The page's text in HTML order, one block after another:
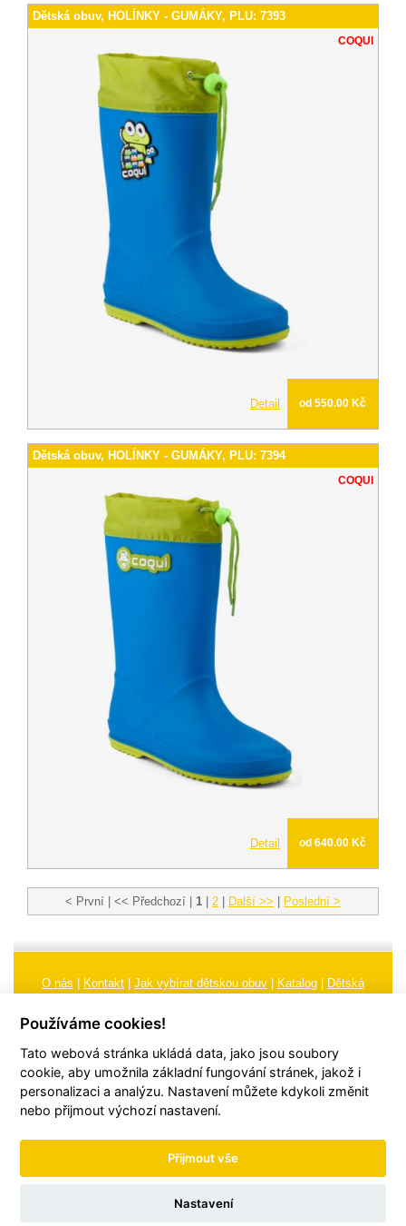
Dětská obuv, HOLÍNKY - GUMÁKY, PLU: 7393
COQUI
Detail od 550.00 Kč
Dětská obuv, HOLÍNKY - GUMÁKY, PLU: 7394
COQUI
Detail od 640.00 Kč
< První | << Předchozí | 1 2 Další >> Poslední >
O nás Kontakt Jak vybírat dětskou obuv Katalog
Dětská
obuvi, pokyny a informace k reklamaci Nastavení cookies
© 2026TORI, s.r.o.| Všechna práva vyhrazena | Web vytvořil
Používáme cookies!
Tato webová stránka ukládá data, jako jsou soubory
cookie, aby umožnila základní fungování stránek, jakož i
personalizaci a analýzu. Nastavení můžete kdykoli změnit
nebo přijmout výchozí nastavení.
Přijmout vše
Nastavení